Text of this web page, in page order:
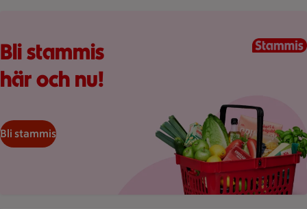
Bli stammis
här och nu!
Bli stammis